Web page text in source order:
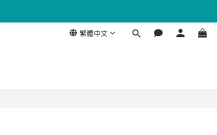
繁體中文